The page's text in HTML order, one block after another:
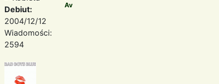
Debiut:
2004/12/12
Wiadomości:
2594
Av